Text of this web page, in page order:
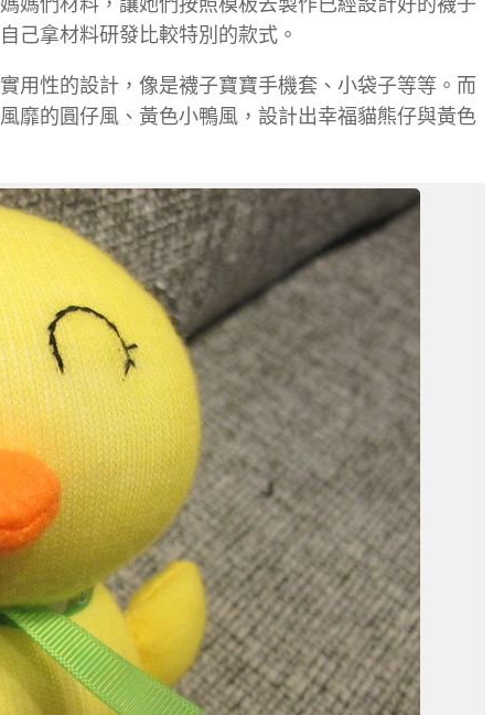
己拿材料研發比較特別的款式。
用性的設計，像是襪子寶寶手機套、小袋子等等。而
靡的圓仔風、黃色小鴨風，設計出幸福貓熊仔與黃色